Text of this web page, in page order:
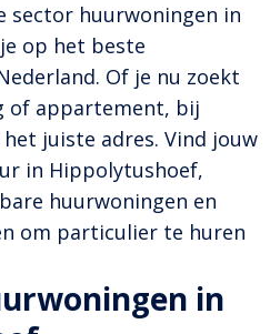
sector huurwoningen in
op het beste
Of je nu zoekt
of appartement, bij
juiste adres. Vind jouw
in Hippolytushoef,
huurwoningen en
om particulier te huren
in